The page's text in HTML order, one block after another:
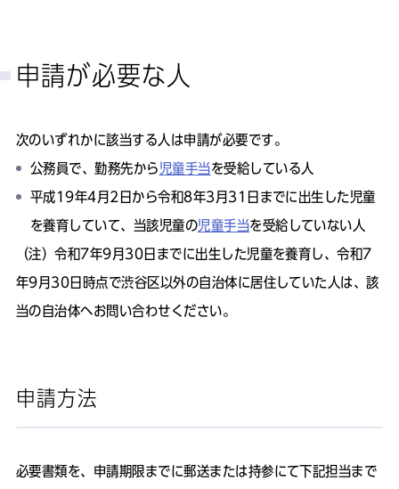
申請が必要な人
次のいずれかに該当する人は申請が必要です。
公務員で、勤務先から児童手当を受給している人
平成19年4月2日から令和8年3月31日までに出生した児童
を養育していて、当該児童の児童手当を受給していない人
（注）令和7年9月30日までに出生した児童を養育し、令和7
年9月30日時点で渋谷区以外の自治体に居住していた人は、該
当の自治体へお問い合わせください。
申請方法
必要書類を、申請期限までに郵送または持参にて下記担当まで